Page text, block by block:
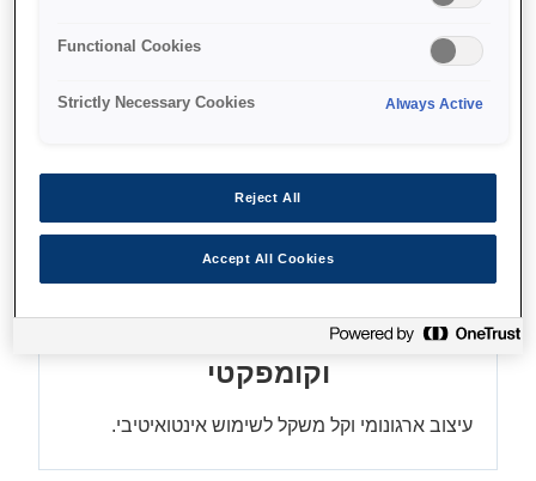
מאפיינים
בעיצוב חדש לגמרי, מסוגנן
וקומפקטי
עיצוב ארגונומי וקל משקל לשימוש אינטואיטיבי.
Functional Cookies
Strictly Necessary Cookies Always Active
Reject All
Accept All Cookies